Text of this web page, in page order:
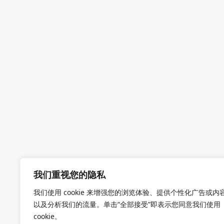
我们重视您的隐私
我们使用 cookie 来增强您的浏览体验、提供个性化广告或内
以及分析我们的流量。单击“全部接受”即表示您同意我们使用
cookie。